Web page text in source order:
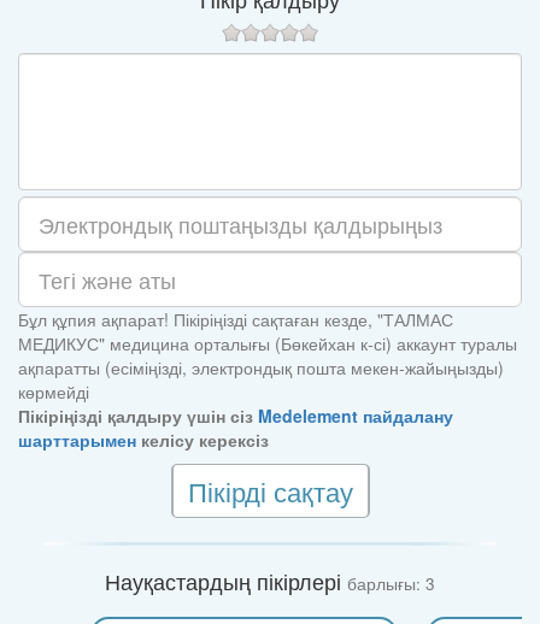
Бұл құпия ақпарат! Пікіріңізді сақтаған кезде, "ТАЛМАС
МЕДИКУС" медицина орталығы (Бөкейхан к-сі) аккаунт туралы
ақпаратты (есіміңізді, электрондық пошта мекен-жайыңызды)
көрмейді
Пікіріңізді қалдыру үшін сіз Medelement пайдалану
шарттарымен келісу керексіз
Пікірді сақтау
Науқастардың пікірлері барлығы: 3